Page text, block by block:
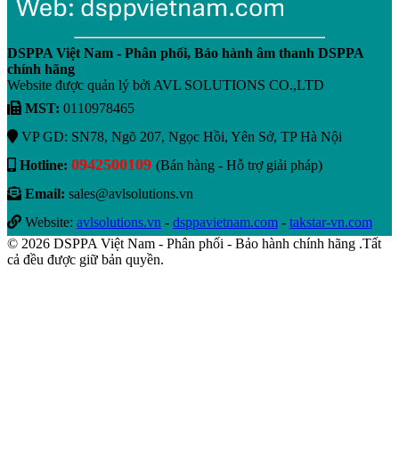
DSPPA Việt Nam - Phân phối, Bảo hành âm thanh DSPPA
chính hãng
Website được quản lý bởi AVL SOLUTIONS CO.,LTD
MST: 0110978465
VP GD: SN78, Ngõ 207, Ngọc Hồi, Yên Sở, TP Hà Nội
Hotline: 0942500109 (Bán hàng - Hỗ trợ giải pháp)
Email: sales@avlsolutions.vn
Website: avlsolutions.vn - dsppavietnam.com - takstar-vn.com
© 2026 DSPPA Việt Nam - Phân phối - Bảo hành chính hãng .Tất
cả đều được giữ bản quyền.